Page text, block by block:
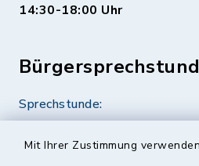
Mit Ihrer Zustimmung
14:30-18:00 Uhr
Sprechstunde: